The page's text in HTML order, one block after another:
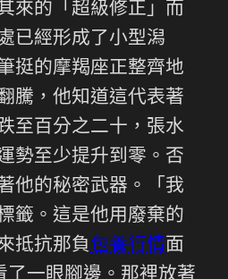
來的「超級修正」而
已經形成了小型潟
挺的摩羯座正整齊地
騰，他知道這代表著
至百分之二十，張水
勢至少提升到零。否
他的秘密武器。「我
籤。這是他用廢棄的
抵抗那負包養行情面